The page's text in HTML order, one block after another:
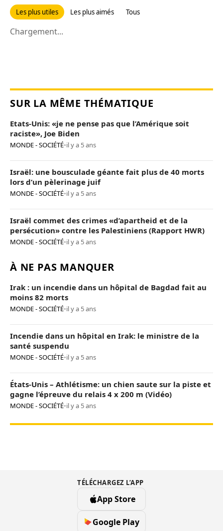
Les plus utiles Les plus aimés Tous
Chargement...
SUR LA MÊME THÉMATIQUE
Etats-Unis: «je ne pense pas que l’Amérique soit
raciste», Joe Biden
MONDE - SOCIÉTÉ•il y a 5 ans
Israël: une bousculade géante fait plus de 40 morts
lors d’un pèlerinage juif
MONDE - SOCIÉTÉ•il y a 5 ans
Israël commet des crimes «d’apartheid et de la
persécution» contre les Palestiniens (Rapport HWR)
MONDE - SOCIÉTÉ•il y a 5 ans
À NE PAS MANQUER
Irak : un incendie dans un hôpital de Bagdad fait au
moins 82 morts
MONDE - SOCIÉTÉ•il y a 5 ans
Incendie dans un hôpital en Irak: le ministre de la
santé suspendu
MONDE - SOCIÉTÉ•il y a 5 ans
États-Unis – Athlétisme: un chien saute sur la piste et
gagne l’épreuve du relais 4 x 200 m (Vidéo)
MONDE - SOCIÉTÉ•il y a 5 ans
TÉLÉCHARGEZ L’APP
App Store
Google Play